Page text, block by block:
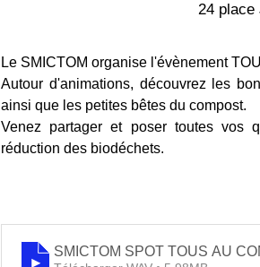
24 place
Le SMICTOM organise l'évènement
Autour d'animations, découvrez les
ainsi que les petites bêtes du compost.
Venez partager et poser toutes vos
réduction des biodéchets.
SMICTOM SPOT TOUS